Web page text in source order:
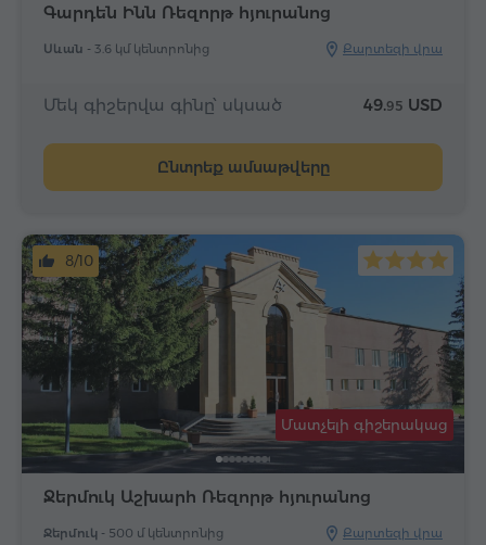
Գարդեն Ինն Ռեզորթ հյուրանոց
Սևան - 3.6 կմ կենտրոնից Քարտեզի վրա
Մեկ գիշերվա գինը՝ սկսած 49.95 USD
Ընտրեք ամսաթվերը
Ջերմուկ Աշխարհ Ռեզորթ հյուրանոց
Ջերմուկ - 500 մ կենտրոնից Քարտեզի վրա
Մատչելի գիշերակաց
8/10